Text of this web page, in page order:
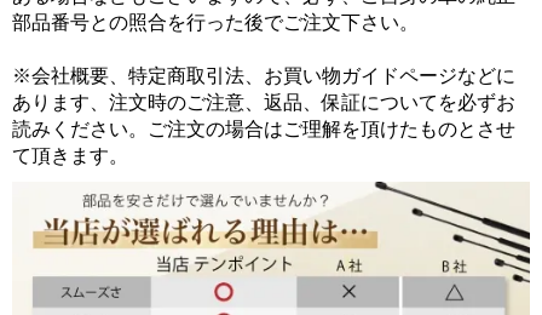
部品番号との照合を行った後でご注文下さい。
※会社概要、特定商取引法、お買い物ガイドページなどに
あります、注文時のご注意、返品、保証についてを必ずお
読みください。ご注文の場合はご理解を頂けたものとさせ
て頂きます。